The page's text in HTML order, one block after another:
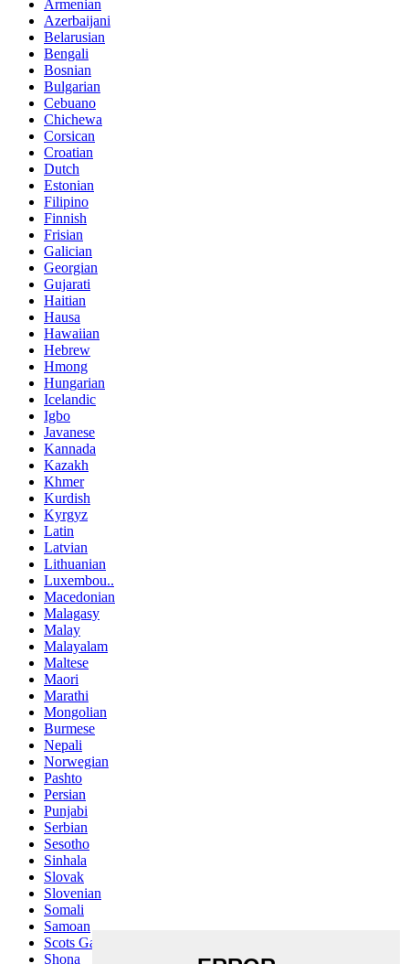
Armenian
Azerbaijani
Belarusian
Bengali
Bosnian
Bulgarian
Cebuano
Chichewa
Corsican
Croatian
Dutch
Estonian
Filipino
Finnish
Frisian
Galician
Georgian
Gujarati
Haitian
Hausa
Hawaiian
Hebrew
Hmong
Hungarian
Icelandic
Igbo
Javanese
Kannada
Kazakh
Khmer
Kurdish
Kyrgyz
Latin
Latvian
Lithuanian
Luxembou..
Macedonian
Malagasy
Malay
Malayalam
Maltese
Maori
Marathi
Mongolian
Burmese
Nepali
Norwegian
Pashto
Persian
Punjabi
Serbian
Sesotho
Sinhala
Slovak
Slovenian
Somali
Samoan
Scots Gaelic
Shona